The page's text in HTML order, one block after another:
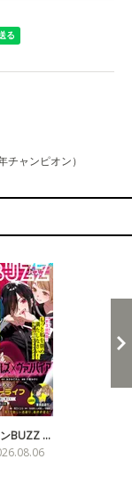
ャンピオン）
BUZZ …